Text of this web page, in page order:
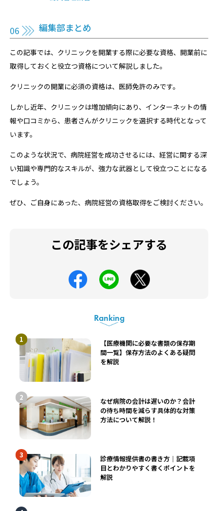
編集部まとめ
この記事では、クリニックを開業する際に必要な資格、開業前に
取得しておくと役立つ資格について解説しました。
クリニックの開業に必須の資格は、医師免許のみです。
しかし近年、クリニックは増加傾向にあり、インターネットの情
報や口コミから、患者さんがクリニックを選択する時代となって
います。
このような状況で、病院経営を成功させるには、経営に関する深
い知識や専門的なスキルが、強力な武器として役立つことになる
でしょう。
ぜひ、ご自身にあった、病院経営の資格取得をご検討ください。
この記事をシェアする
Ranking
【医療機関に必要な書類の保存期
間一覧】保存方法のよくある疑問
を解説
なぜ病院の会計は遅いのか？会計
の待ち時間を減らす具体的な対策
方法について解説！
診療情報提供書の書き方｜記載項
目とわかりやすく書くポイントを
解説